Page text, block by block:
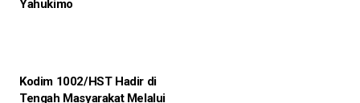
Yahukimo
Kodim 1002/HST Hadir di
Tengah Masyarakat Melalui